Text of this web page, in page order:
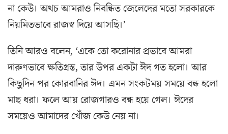
না কেউ। অথচ আমরাও নিবন্ধিত জেলেদের মতো সরকারকে
নিয়মিতভাবে রাজস্ব দিয়ে আসছি।’
তিনি আরও বলেন, ‘একে তো করোনার প্রভাবে আমরা
দারুণভাবে ক্ষতিগ্রস্ত, তার উপর একটা ঈদ গত হলো। আর
কিছুদিন পর কোরবানির ঈদ। এমন সংকটময় সময়ে বন্ধ হলো
মাছ ধরা। ফলে আয় রোজগারও বন্ধ হয়ে গেল। ঈদের
সময়েও আমাদের খোঁজ কেউ নেয় না।